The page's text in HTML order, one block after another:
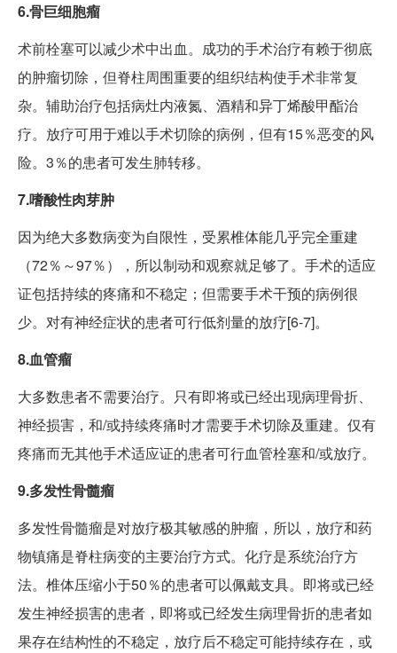
6.骨巨细胞瘤
术前栓塞可以减少术中出血。成功的手术治疗有赖于彻底
的肿瘤切除，但脊柱周围重要的组织结构使手术非常复
杂。辅助治疗包括病灶内液氮、酒精和异丁烯酸甲酯治
疗。放疗可用于难以手术切除的病例，但有15％恶变的风
险。3％的患者可发生肺转移。
7.嗜酸性肉芽肿
因为绝大多数病变为自限性，受累椎体能几乎完全重建
（72％～97％），所以制动和观察就足够了。手术的适应
证包括持续的疼痛和不稳定；但需要手术干预的病例很
少。对有神经症状的患者可行低剂量的放疗[6-7]。
8.血管瘤
大多数患者不需要治疗。只有即将或已经出现病理骨折、
神经损害，和/或持续疼痛时才需要手术切除及重建。仅有
疼痛而无其他手术适应证的患者可行血管栓塞和/或放疗。
9.多发性骨髓瘤
多发性骨髓瘤是对放疗极其敏感的肿瘤，所以，放疗和药
物镇痛是脊柱病变的主要治疗方式。化疗是系统治疗方
法。椎体压缩小于50％的患者可以佩戴支具。即将或已经
发生神经损害的患者，即将或已经发生病理骨折的患者如
果存在结构性的不稳定，放疗后不稳定可能持续存在，或